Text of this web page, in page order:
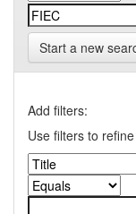
Start a new
Add filters:
Use filters to